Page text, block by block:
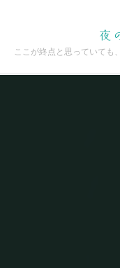
content
夜
ここが終点と思っていても